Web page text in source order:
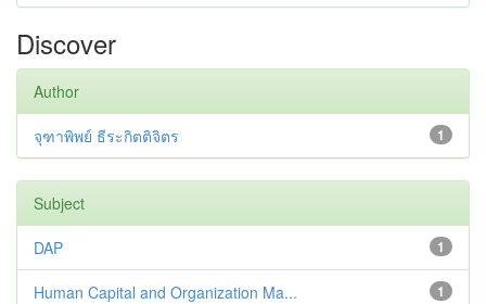
Discover
Author
1
จุฑาพิพย์ ธีระกิตติจิตร
Subject
1
DAP
1
Human Capital and Organization Ma...